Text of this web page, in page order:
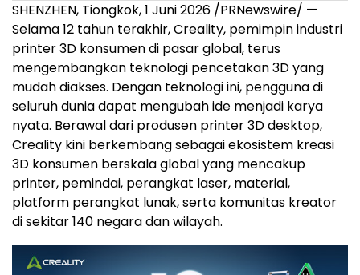
SHENZHEN, Tiongkok, 1 Juni 2026 /PRNewswire/ —
Selama 12 tahun terakhir, Creality, pemimpin industri
printer 3D konsumen di pasar global, terus
mengembangkan teknologi pencetakan 3D yang
mudah diakses. Dengan teknologi ini, pengguna di
seluruh dunia dapat mengubah ide menjadi karya
nyata. Berawal dari produsen printer 3D desktop,
Creality kini berkembang sebagai ekosistem kreasi
3D konsumen berskala global yang mencakup
printer, pemindai, perangkat laser, material,
platform perangkat lunak, serta komunitas kreator
di sekitar 140 negara dan wilayah.